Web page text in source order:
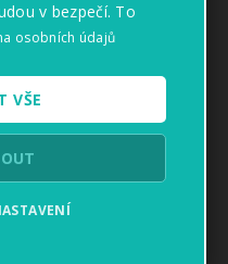
v bezpečí. To
osobních údajů
VŠE